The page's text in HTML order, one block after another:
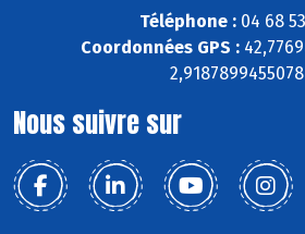
Téléphone :04 68
Coordonnées GPS :
Nous suivre sur